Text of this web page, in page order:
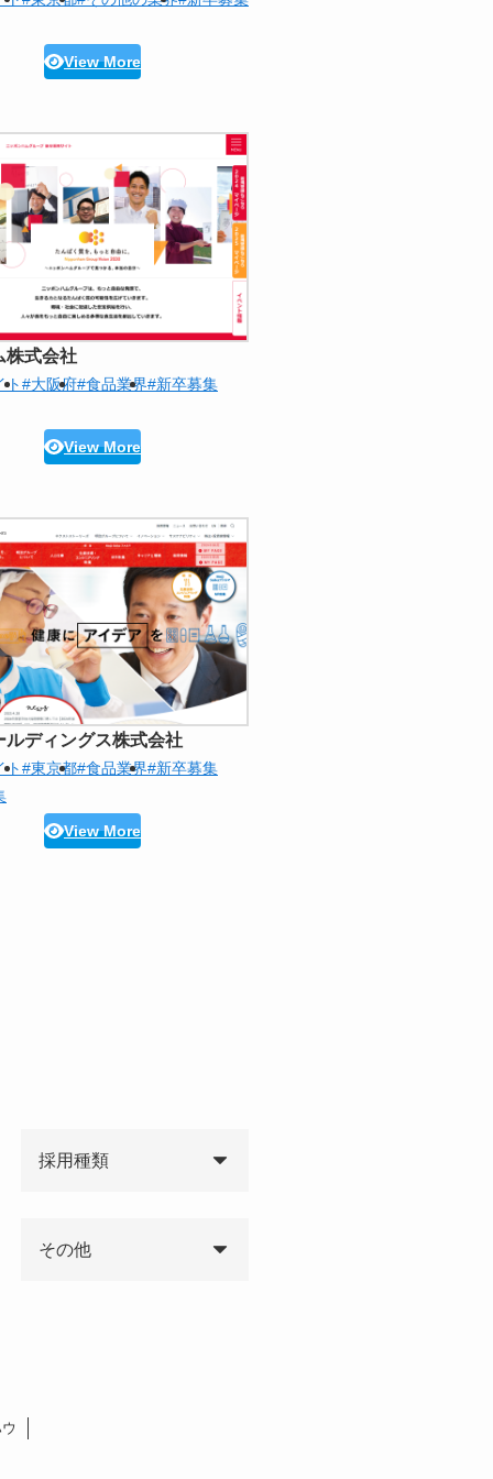
View More
株式会社
ト#大阪府#食品業界#新卒募集
View More
ルディングス株式会社
ト#東京都#食品業界#新卒募集
View More
採用種類
その他